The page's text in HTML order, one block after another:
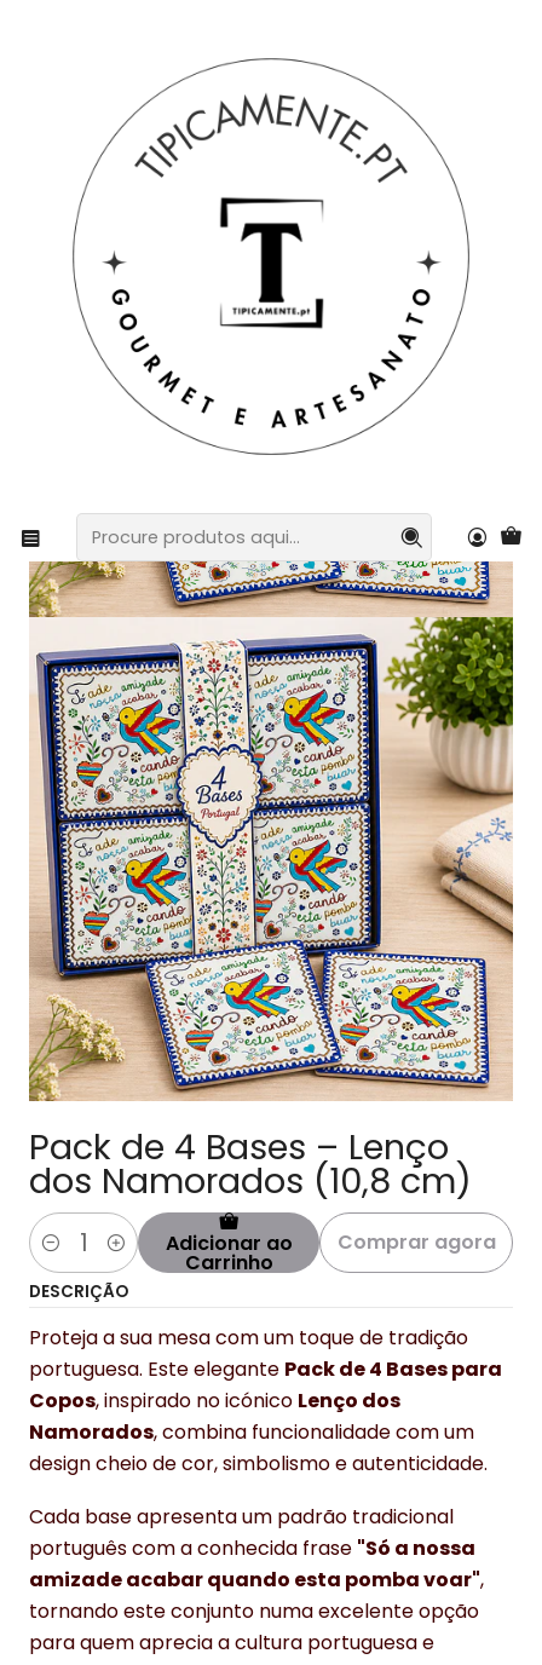
Pack de 4 Bases – Lenço dos Namorados (10,8 cm)
Pack de 4 Bases – Lenço
dos Namorados (10,8 cm)
Quantidade Adicionar ao
Carrinho
Comprar agora
DESCRIÇÃO
Proteja a sua mesa com um toque de tradição
portuguesa. Este elegante Pack de 4 Bases para
Copos, inspirado no icónico Lenço dos
Namorados, combina funcionalidade com um
design cheio de cor, simbolismo e autenticidade.
Cada base apresenta um padrão tradicional
português com a conhecida frase "Só a nossa
amizade acabar quando esta pomba voar",
tornando este conjunto numa excelente opção
para quem aprecia a cultura portuguesa e